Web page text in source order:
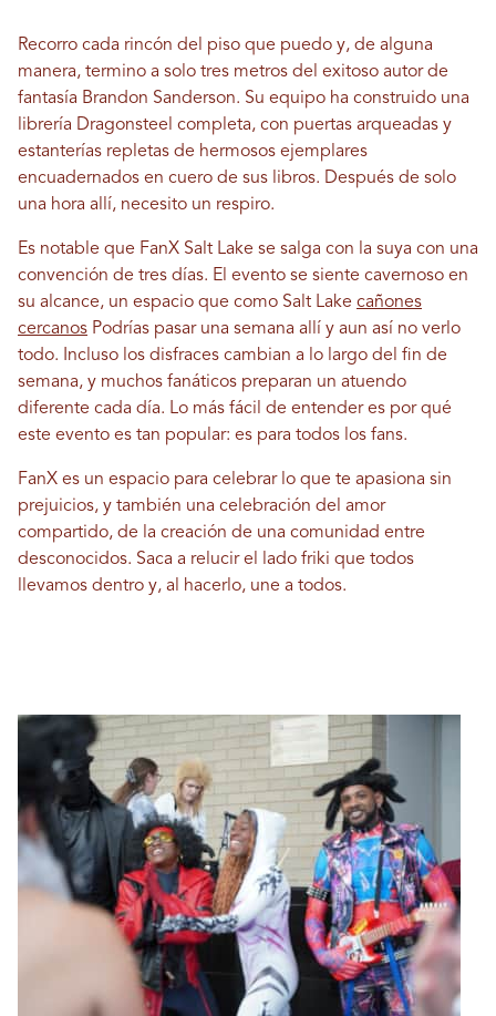
Recorro cada rincón del piso que puedo y, de alguna
manera, termino a solo tres metros del exitoso autor de
fantasía Brandon Sanderson. Su equipo ha construido una
librería Dragonsteel completa, con puertas arqueadas y
estanterías repletas de hermosos ejemplares
encuadernados en cuero de sus libros. Después de solo
una hora allí, necesito un respiro.
Es notable que FanX Salt Lake se salga con la suya con una
convención de tres días. El evento se siente cavernoso en
su alcance, un espacio que como Salt Lake cañones
cercanos Podrías pasar una semana allí y aun así no verlo
todo. Incluso los disfraces cambian a lo largo del fin de
semana, y muchos fanáticos preparan un atuendo
diferente cada día. Lo más fácil de entender es por qué
este evento es tan popular: es para todos los fans.
FanX es un espacio para celebrar lo que te apasiona sin
prejuicios, y también una celebración del amor
compartido, de la creación de una comunidad entre
desconocidos. Saca a relucir el lado friki que todos
llevamos dentro y, al hacerlo, une a todos.